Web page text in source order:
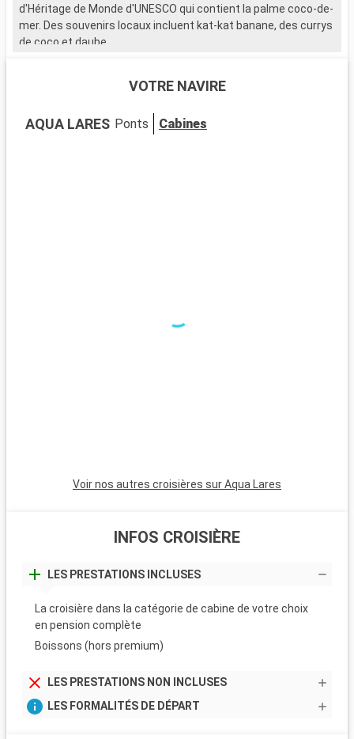
d'Héritage de Monde d'UNESCO qui contient la palme coco-de-
mer. Des souvenirs locaux incluent kat-kat banane, des currys
de coco et daube.
VOTRE NAVIRE
AQUA LARES Ponts Cabines
Voir nos autres croisières sur Aqua Lares
INFOS CROISIÈRE
LES PRESTATIONS INCLUSES
La croisière dans la catégorie de cabine de votre choix
en pension complète
Boissons (hors premium)
LES PRESTATIONS NON INCLUSES
LES FORMALITÉS DE DÉPART